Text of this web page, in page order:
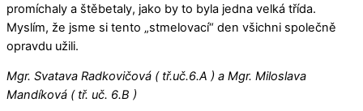
promíchaly a štěbetaly, jako by to byla jedna velká třída.
Myslím, že jsme si tento „stmelovací“ den všichni společně
opravdu užili.
Mgr. Svatava Radkovičová ( tř.uč.6.A ) a Mgr. Miloslava
Mandíková ( tř. uč. 6.B )